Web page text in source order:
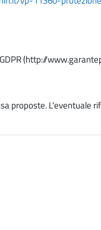
(http://
proposte. L'eventuale